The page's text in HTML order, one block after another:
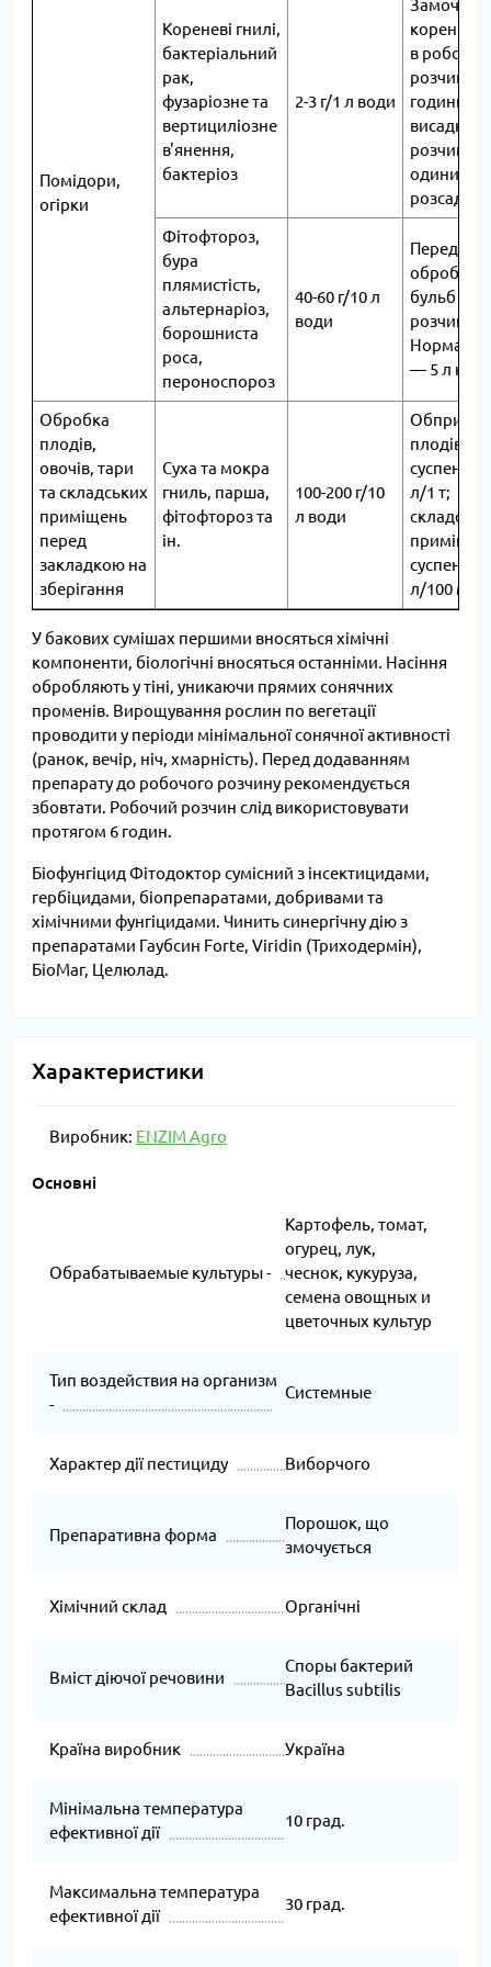
Помідори,
огірки
Кореневі гнилі,
бактеріальний
рак,
фузаріозне та
вертициліозне
в'янення,
бактеріоз
2-3 г/1 л води
коренів
в
розчині
години
розчину
одиниць
розсади.
Фітофтороз,
бура
плямистість,
альтернаріоз,
борошниста
роса,
пероноспороз
40-60 г/10 л
води
обробка
бульб
розчином.
Норма
— 5 л на
Обробка
плодів,
овочів, тари
та складських
приміщень
перед
закладкою на
зберігання
Суха та мокра
гниль, парша,
фітофтороз та
ін.
100-200 г/10
л води
плодів і
л/1 т;
л/100 м2
У бакових сумішах першими вносяться хімічні
компоненти, біологічні вносяться останніми. Насіння
обробляють у тіні, уникаючи прямих сонячних
променів. Вирощування рослин по вегетації
проводити у періоди мінімальної сонячної активності
(ранок, вечір, ніч, хмарність). Перед додаванням
препарату до робочого розчину рекомендується
збовтати. Робочий розчин слід використовувати
протягом 6 годин.
Біофунгіцид Фітодоктор сумісний з інсектицидами,
гербіцидами, біопрепаратами, добривами та
хімічними фунгіцидами. Чинить синергічну дію з
препаратами Гаубсин Forte, Viridin (Триходермін),
БіоМаг, Целюлад.
Характеристики
Виробник: ENZIM Agro
Основні
Обрабатываемые культуры -
Картофель, томат,
огурец, лук,
чеснок, кукуруза,
семена овощных и
цветочных культур
Тип воздействия на организм
-
Системные
Характер дії пестициду Виборчого
Препаративна форма
Порошок, що
змочується
Хімічний склад Органічні
Вміст діючої речовини
Cпоры бактерий
Bacillus subtilis
Країна виробник Україна
Мінімальна температура
ефективної дії
10 град.
Максимальна температура
ефективної дії
30 град.